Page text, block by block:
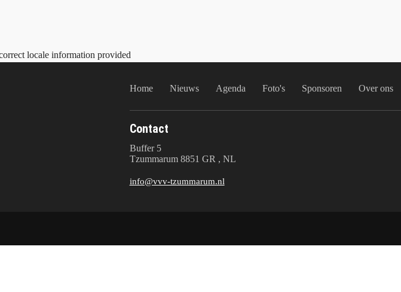
locale information provided
Home Nieuws Agenda Foto's Sponsoren Over ons
Contact
Buffer 5
Tzummarum 8851 GR , NL
info@vvv-tzummarum.nl